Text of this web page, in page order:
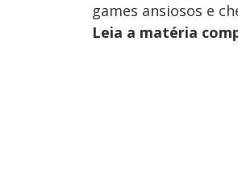
games ansiosos e
Leia a matéria